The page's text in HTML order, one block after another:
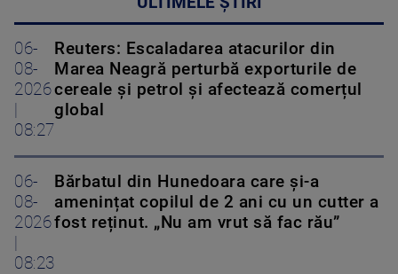
06-
08-
2026
|
08:27
Reuters: Escaladarea atacurilor din
Marea Neagră perturbă exporturile de
cereale și petrol și afectează comerțul
global
06-
08-
2026
|
08:23
Bărbatul din Hunedoara care și-a
amenințat copilul de 2 ani cu un cutter a
fost reținut. „Nu am vrut să fac rău”